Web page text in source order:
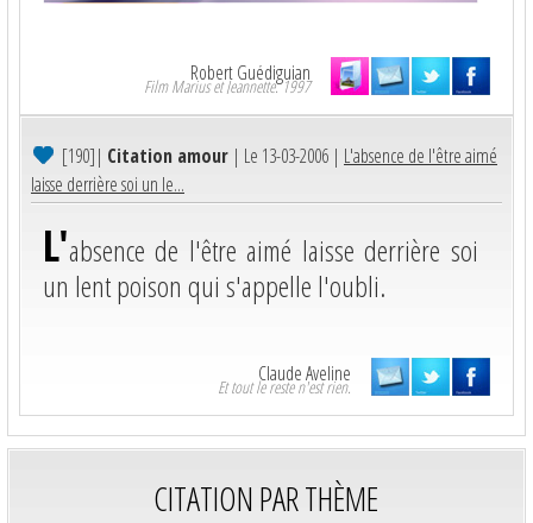
Robert Guédiguian
Film Marius et Jeannette. 1997
[190]| Citation amour | Le 13-03-2006 | L'absence de l'être aimé
laisse derrière soi un le...
L'absence de l'être aimé laisse derrière soi
un lent poison qui s'appelle l'oubli.
Claude Aveline
Et tout le reste n'est rien.
CITATION PAR THÈME